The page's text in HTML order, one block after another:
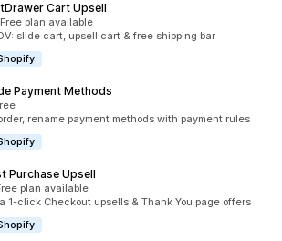
Cart Upsell
recenzji: 1145
Free plan available
slide cart, upsell cart & free shipping bar
Payment Methods
370
rename payment methods with payment rules
Purchase Upsell
recenzji: 289
plan available
1-click Checkout upsells & Thank You page offers